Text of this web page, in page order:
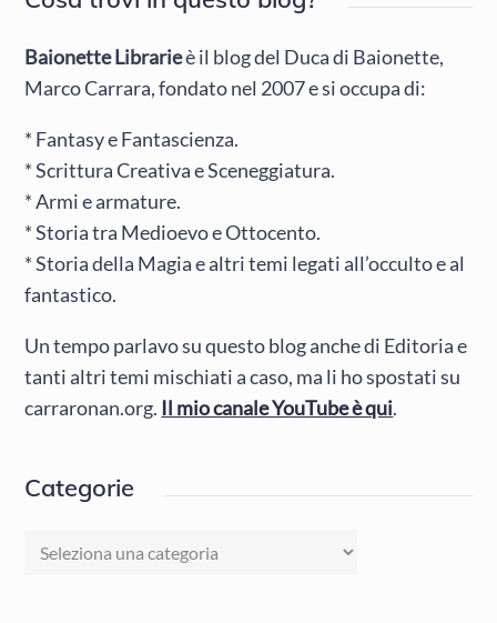
Baionette Librarieè il blog del Duca di Baionette,
Marco Carrara, fondato nel 2007 e si occupa di:
* Fantasy e Fantascienza.
* Scrittura Creativa e Sceneggiatura.
* Armi e armature.
* Storia tra Medioevo e Ottocento.
* Storia della Magia e altri temi legati all’occulto e al
fantastico.
Un tempo parlavo su questo blog anche di Editoria e
tanti altri temi mischiati a caso, ma li ho spostati su
carraronan.org. Il mio canale YouTube è qui.
Categorie
Categorie